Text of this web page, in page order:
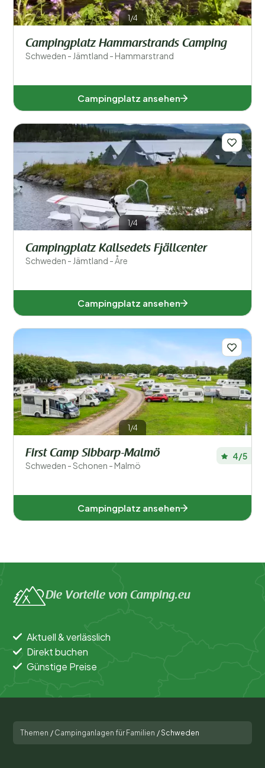
Halland (2)
Jämtland (2)
Kalmar (1)
Schonen (3)
Västra Götaland (1)
Beliebte Filter
Unterkunftstyp
Schwimmen
Sport und Freizeit
1/4
Campingplatz Hammarstrands Camping
Schweden - Jämtland - Hammarstrand
Campingplatz ansehen
1/4
Campingplatz Kallsedets Fjällcenter
Schweden - Jämtland - Åre
Campingplatz ansehen
1/4
First Camp Sibbarp-Malmö
Schweden - Schonen - Malmö
4/5
Campingplatz ansehen
Die Vorteile von Camping.eu
Aktuell & verlässlich
Direkt buchen
Günstige Preise
Themen / Campinganlagen für Familien /Schweden